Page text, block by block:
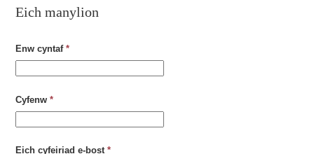
Eich manylion
Enw cyntaf *
Cyfenw *
Eich cyfeiriad e-bost *